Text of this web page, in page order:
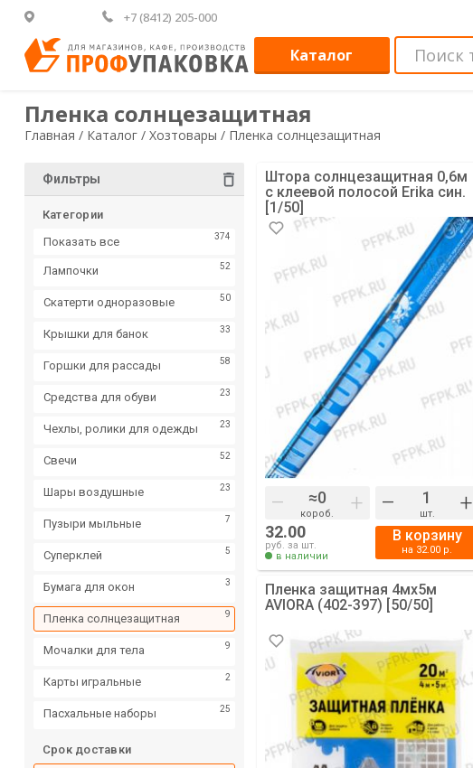
+7 (8412) 205-000
Каталог
Пленка солнцезащитная
Главная / Каталог / Хозтовары / Пленка солнцезащитная
Фильтры
Категории
Показать все
374
Лампочки 52
Скатерти одноразовые 50
Крышки для банок 33
Горшки для рассады 58
Средства для обуви 23
Чехлы, ролики для одежды 23
Свечи 52
Шары воздушные 23
Пузыри мыльные 7
Суперклей 5
Бумага для окон 3
Пленка солнцезащитная 9
Мочалки для тела 9
Карты игральные 2
Пасхальные наборы 25
Срок доставки
Штора солнцезащитная 0,6м
с клеевой полосой Erika син.
[1/50]
– короб. + – шт. +
32.00
руб. за шт.
в наличии
В корзину
на 32.00 р.
Пленка защитная 4мх5м
AVIORA (402-397) [50/50]